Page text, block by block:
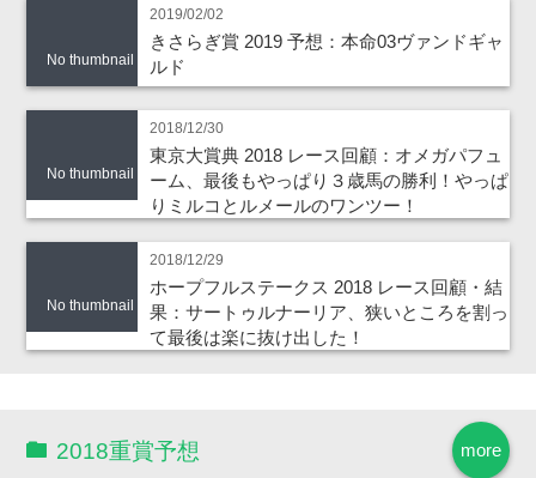
No thumbnail
2019/02/02
きさらぎ賞 2019 予想：本命03ヴァンドギャ
ルド
No thumbnail
2018/12/30
東京大賞典 2018 レース回顧：オメガパフュ
ーム、最後もやっぱり３歳馬の勝利！やっぱ
りミルコとルメールのワンツー！
No thumbnail
2018/12/29
ホープフルステークス 2018 レース回顧・結
果：サートゥルナーリア、狭いところを割っ
て最後は楽に抜け出した！
more
2018重賞予想